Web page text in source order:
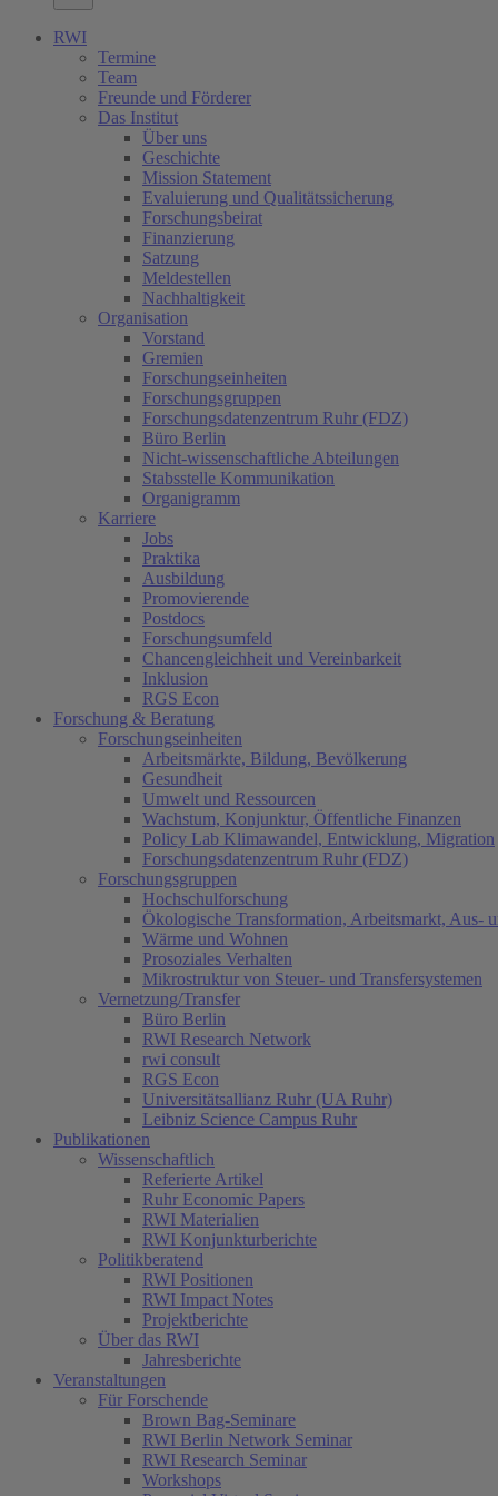
RWI
Termine
Team
Freunde und Förderer
Das Institut
Über uns
Geschichte
Mission Statement
Evaluierung und Qualitätssicherung
Forschungsbeirat
Finanzierung
Satzung
Meldestellen
Nachhaltigkeit
Organisation
Vorstand
Gremien
Forschungseinheiten
Forschungsgruppen
Forschungsdatenzentrum Ruhr (FDZ)
Büro Berlin
Nicht-wissenschaftliche Abteilungen
Stabsstelle Kommunikation
Organigramm
Karriere
Jobs
Praktika
Ausbildung
Promovierende
Postdocs
Forschungsumfeld
Chancengleichheit und Vereinbarkeit
Inklusion
RGS Econ
Forschung & Beratung
Forschungseinheiten
Arbeitsmärkte, Bildung, Bevölkerung
Gesundheit
Umwelt und Ressourcen
Wachstum, Konjunktur, Öffentliche Finanzen
Policy Lab Klimawandel, Entwicklung, Migration
Forschungsdatenzentrum Ruhr (FDZ)
Forschungsgruppen
Hochschulforschung
Ökologische Transformation, Arbeitsmarkt, Aus-
Wärme und Wohnen
Prosoziales Verhalten
Mikrostruktur von Steuer- und Transfersystemen
Vernetzung/Transfer
Büro Berlin
RWI Research Network
rwi consult
RGS Econ
Universitätsallianz Ruhr (UA Ruhr)
Leibniz Science Campus Ruhr
Publikationen
Wissenschaftlich
Referierte Artikel
Ruhr Economic Papers
RWI Materialien
RWI Konjunkturberichte
Politikberatend
RWI Positionen
RWI Impact Notes
Projektberichte
Über das RWI
Jahresberichte
Veranstaltungen
Für Forschende
Brown Bag-Seminare
RWI Berlin Network Seminar
RWI Research Seminar
Workshops